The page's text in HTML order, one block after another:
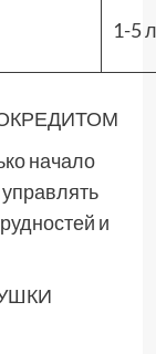
1-5
начало
и